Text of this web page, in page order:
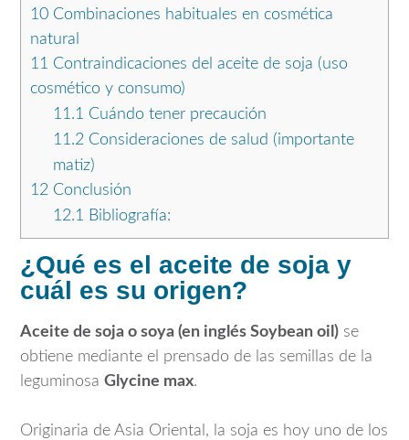
10 Combinaciones habituales en cosmética
natural
11 Contraindicaciones del aceite de soja (uso
cosmético y consumo)
11.1 Cuándo tener precaución
11.2Consideraciones de salud (importante
matiz)
12 Conclusión
12.1 Bibliografía:
¿Qué es el aceite de soja y
cuál es su origen?
Aceite de soja o soya (en inglés Soybean oil) se
obtiene mediante el prensado de las semillas de la
leguminosa Glycine max.
Originaria de Asia Oriental, la soja es hoy uno de los